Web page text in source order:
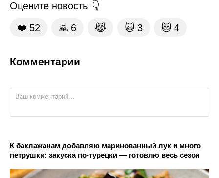
Оцените новость
❤️ 52 🙏 6 😹 🙀 3 😿 4
Комментарии
К баклажанам добавляю маринованный лук и много
петрушки: закуска по-турецки — готовлю весь сезон